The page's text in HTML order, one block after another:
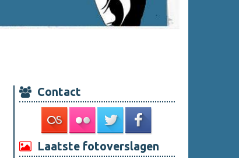
Contact
Laatste fotoverslagen